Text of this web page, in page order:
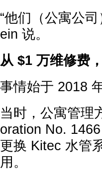
“他们（公寓公
ein 说。
从 $1 万维修费
事情始于 2018 年
当时，公寓管理
oration No.
更换 Kitec 水管
用。